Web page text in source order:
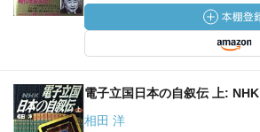
電子立国日本の自叙伝 上: NHK
相田 洋